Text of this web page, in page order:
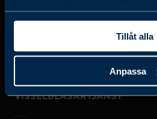
samlat in när du har använt
Tillåt alla
Anpassa
JOBBA HOS OSS
OM OSS
VISSELBLÅSARTJÄNST